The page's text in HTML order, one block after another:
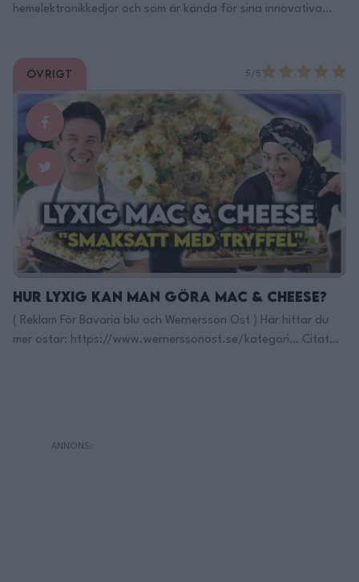
hemelektronikkedjor och som är kända för sina innovativa
https://www.mediamarkt.se/mcs/marketinfo/_… Recept:
valfri svamp, riven 500g naturell philadelphia ost …
Continued
Övrigt 5/5
Hur lyxig kan man göra Mac & Cheese?
( Reklam För Bavaria blu och Wernersson Ost ) Här hittar du
mer ostar: https://www.wernerssonost.se/kategori… Citat